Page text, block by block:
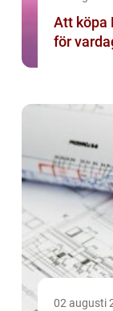
Att köpa
för
02 augusti